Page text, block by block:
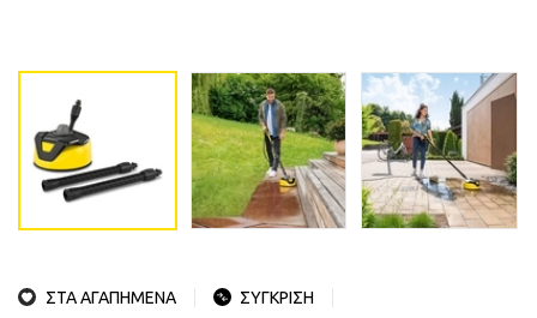
ΣΤΑ ΑΓΑΠΗΜΕΝΑ ΣΥΓΚΡΙΣΗ